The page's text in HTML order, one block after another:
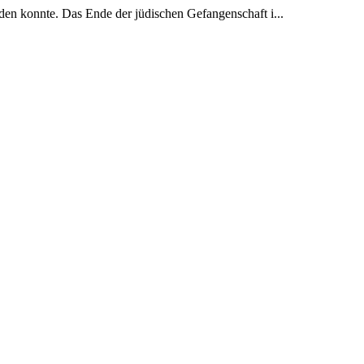
konnte. Das Ende der jüdischen Gefangenschaft i...